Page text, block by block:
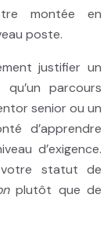
montée en
poste.
justifier un
parcours
senior ou un
d’apprendre
d’exigence.
votre statut de
plutôt que de